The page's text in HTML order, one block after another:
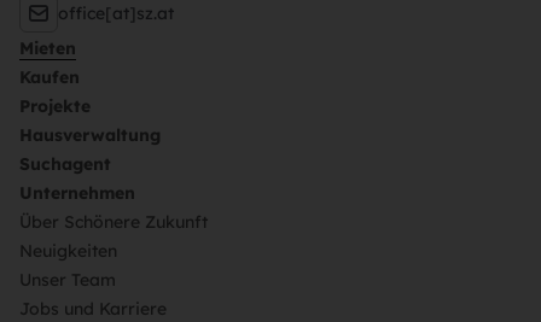
office[at]sz.at
Mieten
Kaufen
Projekte
Hausverwaltung
Suchagent
Unternehmen
Über Schönere Zukunft
Neuigkeiten
Unser Team
Jobs und Karriere